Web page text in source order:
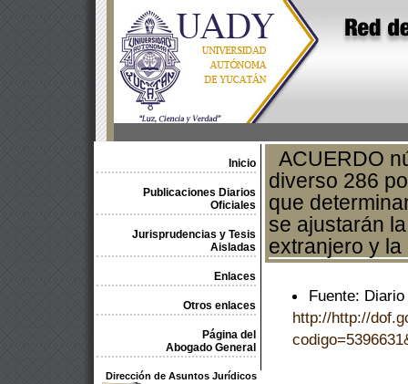
Inicio
Publicaciones Diarios
Oficiales
Jurisprudencias y Tesis
Aisladas
Enlaces
Otros enlaces
Página del
Abogado General
Dirección de Asuntos Jurídicos
ACUERDO
diverso 286
que
se ajustarán
extranjero y
Fuente:
http://http://